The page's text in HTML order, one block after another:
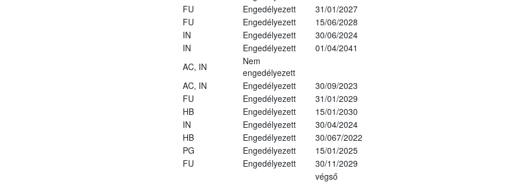
FU Engedélyezett
31/01/2027
FU Engedélyezett
15/06/2028
IN Engedélyezett
30/06/2024
IN Engedélyezett
01/04/2041
AC, IN
Nem
engedélyezett
AC, IN Engedélyezett
30/09/2023
FU Engedélyezett
31/01/2029
HB Engedélyezett
15/01/2030
IN Engedélyezett
30/04/2024
HB Engedélyezett
30/067/2022
PG Engedélyezett
15/01/2025
FU Engedélyezett 30/11/2029
végső